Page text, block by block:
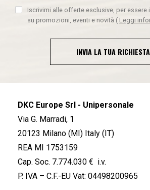
Iscrivimi alle offerte esclusive, per
su promozioni, eventi e novità ( Leggi
INVIA LA TUA RICHIESTA
DKC Europe Srl - Unipersonale
Via G. Marradi, 1
20123 Milano (MI) Italy (IT)
REA MI 1753159
Cap. Soc. 7.774.030 € i.v.
P. IVA – C.F.-EU Vat: 04498200965